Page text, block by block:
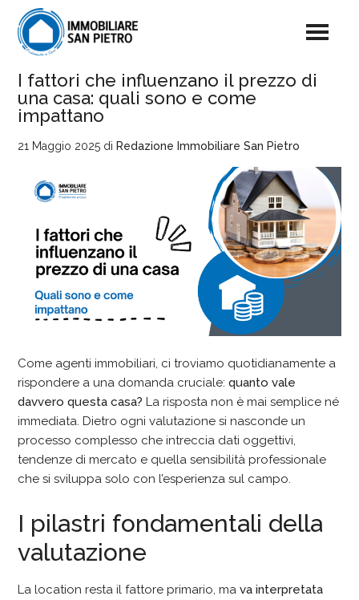
I fattori che influenzano il prezzo di
una casa: quali sono e come
impattano
21 Maggio 2025 di Redazione Immobiliare San Pietro
Come agenti immobiliari, ci troviamo quotidianamente a
rispondere a una domanda cruciale:quanto vale
davvero questa casa?La risposta non è mai semplice né
immediata. Dietro ogni valutazione si nasconde un
processo complesso che intreccia dati oggettivi,
tendenze di mercato e quella sensibilità professionale
che si sviluppa solo con l’esperienza sul campo.
I pilastri fondamentali della
valutazione
La location resta il fattore primario, mava interpretata